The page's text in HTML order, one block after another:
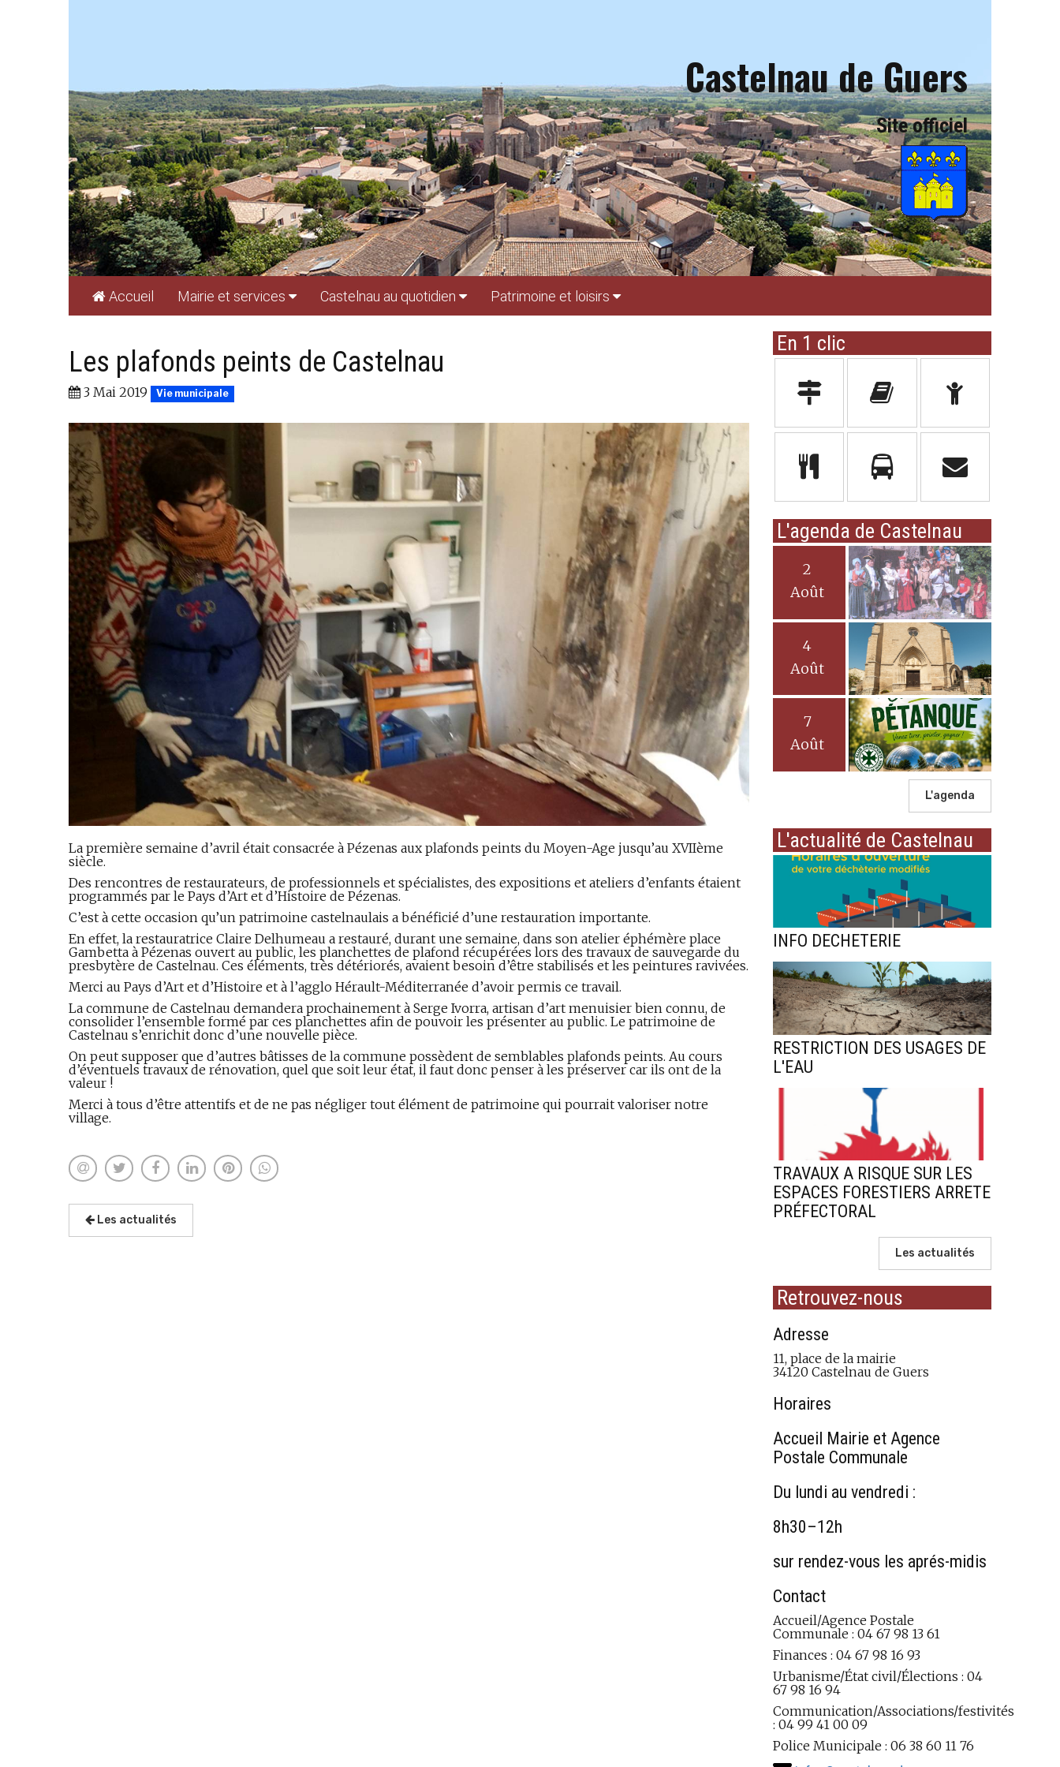
Castelnau de Guers
Site officiel
Accueil Mairie et services Castelnau au quotidien Patrimoine et loisirs
Les plafonds peints de Castelnau
3 Mai 2019 Vie municipale
La première semaine d’avril était consacrée à Pézenas aux plafonds peints du Moyen-Age jusqu’au XVIIème
siècle.
Des rencontres de restaurateurs, de professionnels et spécialistes, des expositions et ateliers d’enfants étaient
programmés par le Pays d’Art et d’Histoire de Pézenas.
C’est à cette occasion qu’un patrimoine castelnaulais a bénéficié d’une restauration importante.
En effet, la restauratrice Claire Delhumeau a restauré, durant une semaine, dans son atelier éphémère place
Gambetta à Pézenas ouvert au public, les planchettes de plafond récupérées lors des travaux de sauvegarde du
presbytère de Castelnau. Ces éléments, très détériorés, avaient besoin d’être stabilisés et les peintures ravivées.
Merci au Pays d’Art et d’Histoire et à l’agglo Hérault-Méditerranée d’avoir permis ce travail.
La commune de Castelnau demandera prochainement à Serge Ivorra, artisan d’art menuisier bien connu, de
consolider l’ensemble formé par ces planchettes afin de pouvoir les présenter au public. Le patrimoine de
Castelnau s’enrichit donc d’une nouvelle pièce.
On peut supposer que d’autres bâtisses de la commune possèdent de semblables plafonds peints. Au cours
d’éventuels travaux de rénovation, quel que soit leur état, il faut donc penser à les préserver car ils ont de la
valeur !
Merci à tous d’être attentifs et de ne pas négliger tout élément de patrimoine qui pourrait valoriser notre
village.
Les actualités
En 1 clic
L'agenda de Castelnau
2
Août
4
Août
7
Août
L'agenda
L'actualité de Castelnau
INFO DECHETERIE
RESTRICTION DES USAGES DE
L'EAU
TRAVAUX A RISQUE SUR LES
ESPACES FORESTIERS ARRETE
PRÉFECTORAL
Les actualités
Retrouvez-nous
Adresse
11, place de la mairie
34120 Castelnau de Guers
Horaires
Accueil Mairie et Agence
Postale Communale
Du lundi au vendredi :
8h30–12h
sur rendez-vous les aprés-midis
Contact
Accueil/Agence Postale
Communale : 04 67 98 13 61
Finances : 04 67 98 16 93
Urbanisme/État civil/Élections : 04
67 98 16 94
Communication/Associations/festivités
: 04 99 41 00 09
Police Municipale : 06 38 60 11 76